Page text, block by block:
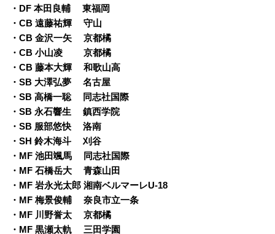
・DF 本田良輔 東福岡
・CB 遠藤祐輝 守山
・CB 金沢一矢 京都橘
・CB 小山凌 京都橘
・CB 藤本大輝 和歌山高
・SB 大澤弘夢 名古屋
・SB 高橋一聡 同志社国際
・SB 永石響生 鎮西学院
・SB 服部悠快 洛南
・SH 鈴木海斗 刈谷
・MF 池田颯馬 同志社国際
・MF 石橋岳大 青森山田
・MF 岩永光太郎 湘南ベルマーレU-18
・MF 梅景俊輔 奈良市立一条
・MF 川野誉太 京都橘
・MF 黒瀬太軌 三田学園